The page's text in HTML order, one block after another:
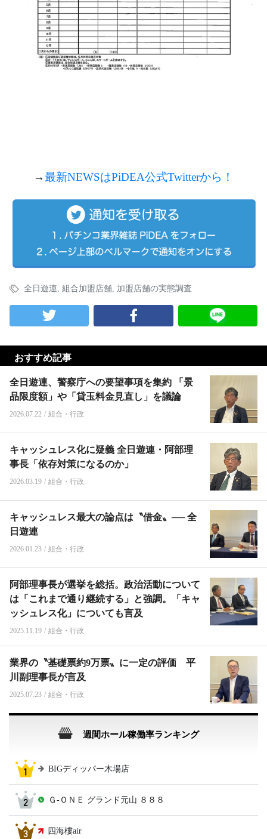
→最新NEWSはPiDEA公式Twitterから！
全日遊連 組合加盟店舗 加盟店舗の実態調査
おすすめ記事
全日遊連、警察庁への要望事項を集約 「景
品限度額」や「貸玉料金見直し」を議論
2026.07.22 / 組合・行政
キャッシュレス化に疑義 全日遊連・阿部理
事長「依存対策になるのか」
2026.03.19 / 組合・行政
キャッシュレス最大の論点は〝借金〟── 全
日遊連
2026.01.23 / 組合・行政
阿部理事長が選挙を総括。政治活動について
は「これまで通り継続する」と強調。「キャ
ッシュレス化」についても言及
2025.11.19 / 組合・行政
業界の〝基礎票約9万票〟に一定の評価 平
川副理事長が言及
2025.07.23 / 組合・行政
週間ホール稼働率ランキング
BIGディッパー木場店
Ｇ‐ＯＮＥ グランド元山 ８８８
四海樓air